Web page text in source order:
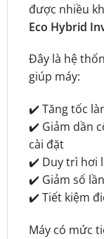
được nhiều
Eco Hybrid
Đây là hệ
giúp máy:
✔️ Tăng tốc
✔️ Giảm dần
cài đặt
✔️ Duy trì hơi
✔️ Giảm số
✔️ Tiết kiệm
Máy có mức